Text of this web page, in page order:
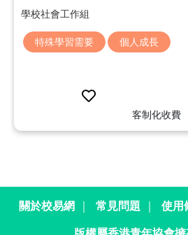
學校社會工作組
特殊學習需要 個人成長
客制化收費
關於校易網 ｜ 常見問題 ｜ 使用